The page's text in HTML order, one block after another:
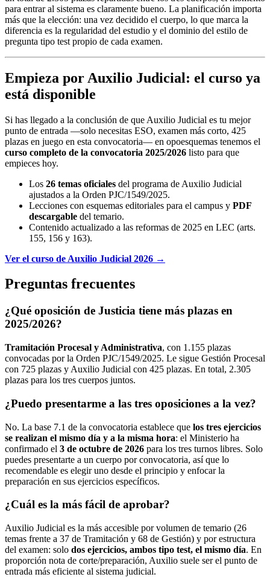
para entrar al sistema es claramente bueno. La planificación importa
más que la elección: una vez decidido el cuerpo, lo que marca la
diferencia es la regularidad del estudio y el dominio del estilo de
pregunta tipo test propio de cada examen.
Empieza por Auxilio Judicial: el curso ya
está disponible
Si has llegado a la conclusión de que Auxilio Judicial es tu mejor
punto de entrada —solo necesitas ESO, examen más corto, 425
plazas en juego en esta convocatoria— en opoesquemas tenemos el
curso completo de la convocatoria 2025/2026 listo para que
empieces hoy.
Los 26 temas oficiales del programa de Auxilio Judicial
ajustados a la Orden PJC/1549/2025.
Lecciones con esquemas editoriales para el campus y PDF
descargable del temario.
Contenido actualizado a las reformas de 2025 en LEC (arts.
155, 156 y 163).
Ver el curso de Auxilio Judicial 2026 →
Preguntas frecuentes
¿Qué oposición de Justicia tiene más plazas en
2025/2026?
Tramitación Procesal y Administrativa, con 1.155 plazas
convocadas por la Orden PJC/1549/2025. Le sigue Gestión Procesal
con 725 plazas y Auxilio Judicial con 425 plazas. En total, 2.305
plazas para los tres cuerpos juntos.
¿Puedo presentarme a las tres oposiciones a la vez?
No. La base 7.1 de la convocatoria establece que los tres ejercicios
se realizan el mismo día y a la misma hora: el Ministerio ha
confirmado el 3 de octubre de 2026 para los tres turnos libres. Solo
puedes presentarte a un cuerpo por convocatoria, así que lo
recomendable es elegir uno desde el principio y enfocar la
preparación en sus ejercicios específicos.
¿Cuál es la más fácil de aprobar?
Auxilio Judicial es la más accesible por volumen de temario (26
temas frente a 37 de Tramitación y 68 de Gestión) y por estructura
del examen: solo dos ejercicios, ambos tipo test, el mismo día. En
proporción nota de corte/preparación, Auxilio suele ser el punto de
entrada más eficiente al sistema judicial.